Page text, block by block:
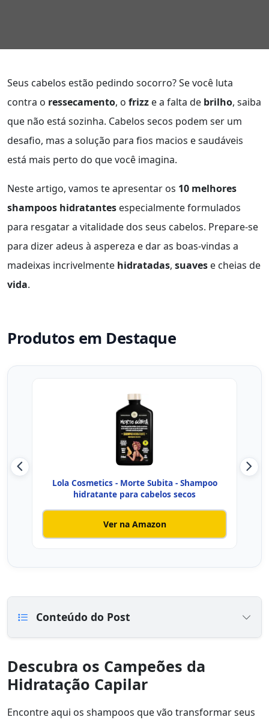
Seus cabelos estão pedindo socorro? Se você luta
contra o ressecamento, o frizz e a falta de brilho, saiba
que não está sozinha. Cabelos secos podem ser um
desafio, mas a solução para fios macios e saudáveis
está mais perto do que você imagina.
Neste artigo, vamos te apresentar os 10 melhores
shampoos hidratantes especialmente formulados
para resgatar a vitalidade dos seus cabelos. Prepare-se
para dizer adeus à aspereza e dar as boas-vindas a
madeixas incrivelmente hidratadas, suaves e cheias de
vida.
Produtos em Destaque
Lola Cosmetics - Morte Subita - Shampoo
hidratante para cabelos secos
Ver na Amazon
Conteúdo do Post
Descubra os Campeões da
Hidratação Capilar
Encontre aqui os shampoos que vão transformar seus